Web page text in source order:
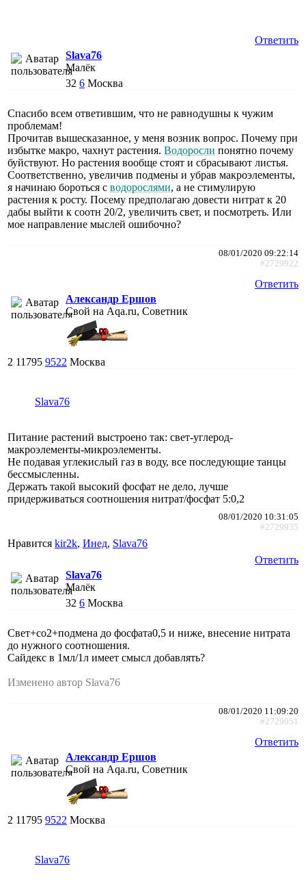
Ответить
Slava76
Малёк
32 6 Москва
Спасибо всем ответившим, что не равнодушны к чужим
проблемам!
Прочитав вышесказанное, у меня возник вопрос. Почему при
избытке макро, чахнут растения. Водоросли понятно почему
буйствуют. Но растения вообще стоят и сбрасывают листья.
Соответственно, увеличив подмены и убрав макроэлементы,
я начинаю бороться с водорослями, а не стимулирую
растения к росту. Посему предполагаю довести нитрат к 20
дабы выйти к соотн 20/2, увеличить свет, и посмотреть. Или
мое направление мыслей ошибочно?
08/01/2020 09:22:14
#2729922
Ответить
Александр Ершов
Свой на Aqa.ru, Советник
2 11795 9522 Москва
Slava76
Питание растений выстроено так: свет-углерод-
макроэлементы-микроэлементы.
Не подавая углекислый газ в воду, все последующие танцы
бессмысленны.
Держать такой высокий фосфат не дело, лучше
придерживаться соотношения нитрат/фосфат 5:0,2
08/01/2020 10:31:05
#2729935
Нравится kir2k, Инед, Slava76
Ответить
Slava76
Малёк
32 6 Москва
Свет+co2+подмена до фосфата0,5 и ниже, внесение нитрата
до нужного соотношения.
Сайдекс в 1мл/1л имеет смысл добавлять?
Изменено автор Slava76
08/01/2020 11:09:20
#2729951
Ответить
Александр Ершов
Свой на Aqa.ru, Советник
2 11795 9522 Москва
Slava76